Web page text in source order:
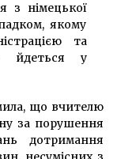
з німецької
якому
та
– йдеться у
що вчителю
за порушення
дотримання